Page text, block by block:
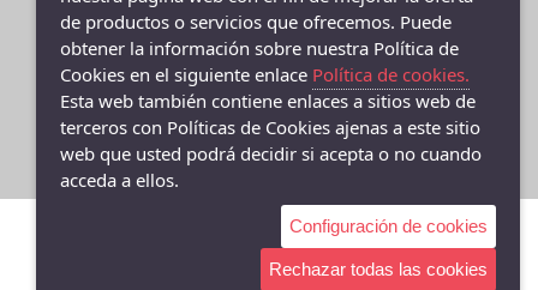
27
27-35
27.5
28
28-29
VICTORIA
981706131
- (FISTERRA) C/ FEDERICO AVILA 7 BAJO (FINISTERRE), Fisterra
- 15155 (A Coruña)
981 74 0671
de productos o servicios que ofrecemos. Puede
obtener la información sobre nuestra Política de
Cookies en el siguiente enlace Política de cookies.
Esta web también contiene enlaces a sitios web de
terceros con Políticas de Cookies ajenas a este sitio
web que usted podrá decidir si acepta o no cuando
acceda a ellos.
Configuración de cookies
Rechazar todas las cookies